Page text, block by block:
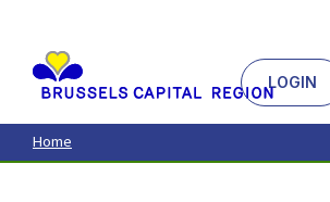
contenu
principal
LOGIN
Home